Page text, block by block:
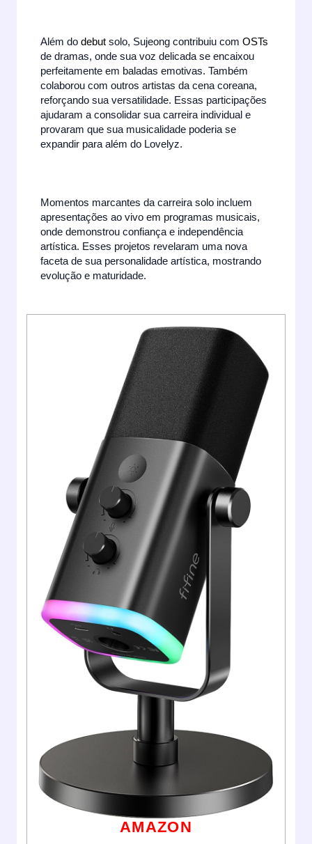
Além dodebut solo, Sujeong contribuiu comOSTs
de dramas, onde sua voz delicada se encaixou
perfeitamente em baladas emotivas. Também
colaborou com outros artistas da cena coreana,
reforçando sua versatilidade. Essas participações
ajudaram a consolidar sua carreira individual e
provaram que sua musicalidade poderia se
expandir para além do Lovelyz.
Momentos marcantes da carreira solo incluem
apresentações ao vivo em programas musicais,
onde demonstrou confiança e independência
artística. Esses projetos revelaram uma nova
faceta de sua personalidade artística, mostrando
evolução e maturidade.
AMAZON